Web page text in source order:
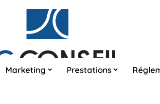
Marketing Prestations